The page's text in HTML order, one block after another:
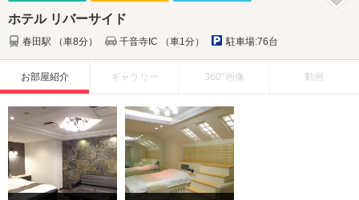
ホテル リバーサイド
春田駅 （車8分） 千音寺IC （車1分） 駐車場:76台
お部屋紹介 ギャラリー 360°画像 動画